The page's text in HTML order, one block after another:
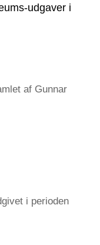
udgaver i
af Gunnar
i perioden